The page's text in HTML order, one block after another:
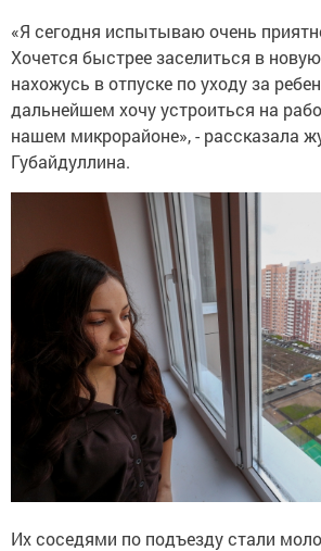
«Я сегодня испытываю очень
Хочется быстрее заселиться в
нахожусь в отпуске по уходу за
дальнейшем хочу устроиться на
нашем микрорайоне», - рассказала
Губайдуллина.
Их соседями по подъезду стали